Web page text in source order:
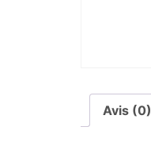
Avis (0)